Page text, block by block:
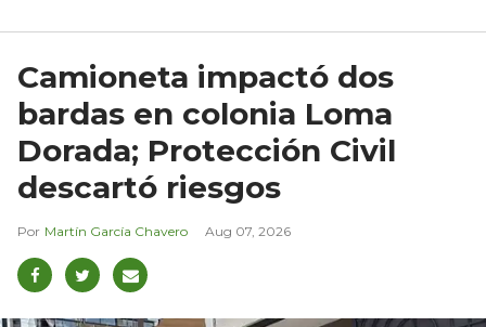
Camioneta impactó dos
bardas en colonia Loma
Dorada; Protección Civil
descartó riesgos
Martín García Chavero Aug 07, 2026